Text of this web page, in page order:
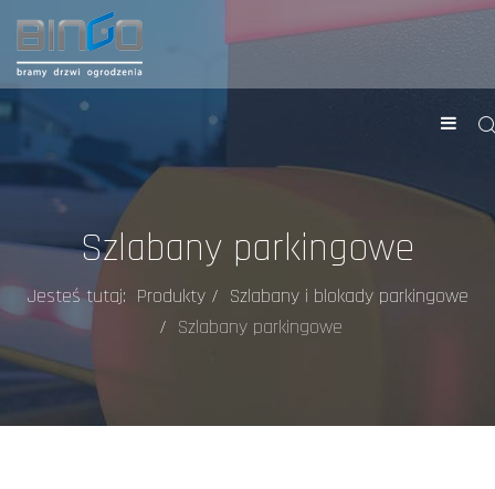
Szlabany parkingowe
Jesteś tutaj: Produkty
Szlabany i blokady parkingowe
Szlabany parkingowe